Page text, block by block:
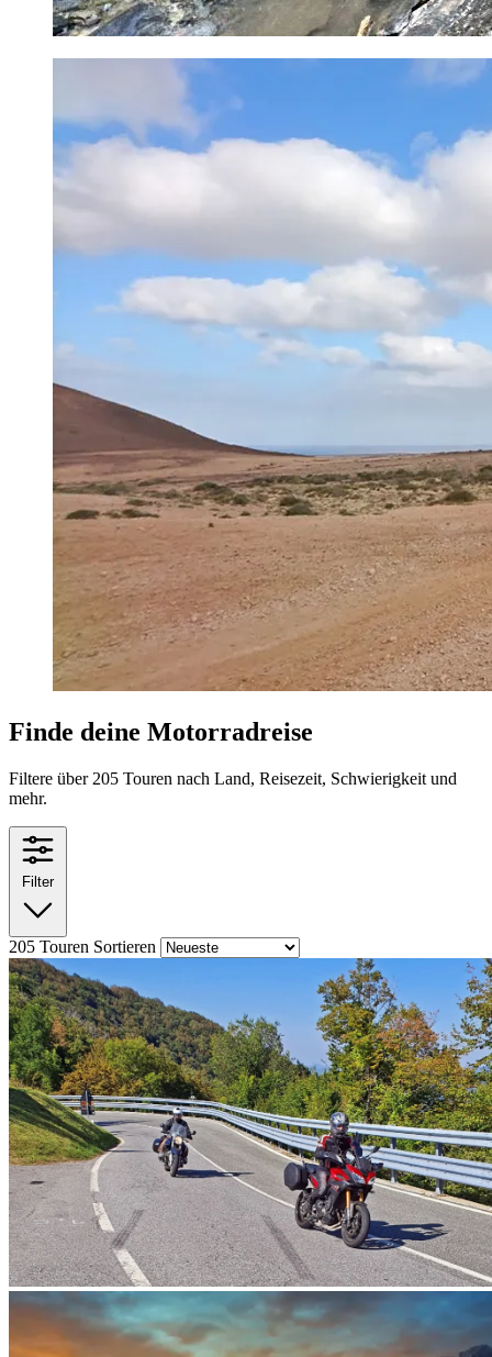
Finde deine Motorradreise
Filtere über 205 Touren nach Land, Reisezeit, Schwierigkeit und
mehr.
Filter
205 Touren Sortieren